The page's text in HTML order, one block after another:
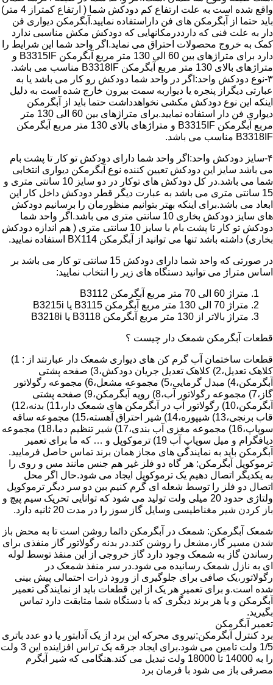
واقع شده است به علت ارتفاع کم دودکش شما ( ارتفاع کمتراز 4 متر)
باید حتما از آبگرمکن های فن داراستفاده نمایید.آبگرمکن دیواری فن
دار به علت فنی که دارددرمکانهایی که دودکش مکش مناسبی ندارد
کمک به خروج محصولات احتراق می نماید.اگر واحد شما این شرایط را
دارد برای متراژهای بین 60 الی 130 متر مربع آبگرمکن B3315IF و
متراژهای بالای 130 متر مربع آبگرمکن B3318IF مناسب می باشد.
۳-نوع دودکش واحد:اگر در واحد شما دودکش رو کار می باشد یا به
عبارتی دیگراز پنجره یا دیواربه سمت بیرون خارج شده است به دلیل
اینکه این نوع دودکش مکشی نخواهدداشت حتما باید از آبگرمکن
دیواری فن دار استفاده نمایید.برای متراژهای بین 60 الی 130 متر
مربع آبگرمکن B3315IF و متراژهای بالای 130 متر مربع آبگرمکن
B3318IF مناسب می باشد.
۴-سایز دودکش واحد:اگر واحد شما دارای دودکش تو کار تا پشت بام
می باشد سایز این دودکش تعیین کننده نوع آبگرمکن دیواری انتخابی
شما می باشد.در کل دودکش های توکار در دو سایز 10 سانتی متری و
15 سانتی متری می باشد به عبارت دیگر قطر دودکش داخل کار این
ابعاد می باشد.برای اینکه بهتر بتوانیم منظورمان را برسانیم دودکش
های سایز دودکش بخاری 10 سانتی متری می باشد.اگر واحد شما
دودکش تو کار تا پشت بام با سایز 10 سانتی متری ( هم اندازه دودکش
بخاری) داشته باشد تنها می توانید از آبگرمکن BX114 استفاده نمایید.
در صورتی که واحد شما دارای دودکش 15 سانتی تو کار می باشد بر
اساس متراژ می توانید دستگاه های زیر را انتخاب نمایید:
متراژ 60 الی 70 متر مربع آبگرمکن B3112
متراژ 70 الی 130 متر مربع آبگرمکن B3115 یا B3215i
متراژ بالاتر از 130 متر مربع آبگرمکن B3118 یا B3218i
قطعات آبگرمکن شمعک دار چیست ؟
قطعات ساختمان آب گرم کن های دیواری شمعک دار عبارتند از : 1)
کلاهک تعدیل،2) کلاهک تعدیل جریان دودکش،3) صفحه پشتی
آبگرمکن،4) مبدل گرمایی،5) مجموعه مشعل،6) مجموعه رگولاتور
گاز،7) مجموعه رگولاتور آب،8) رویه آبگرمکن،9) صفحه پشتی
آبگرمکن،10) رگولاتور آب در آبگرمکن های شمعک دار،11) بدنه،12)
قاب برنجی،13) شیپوره،14) شیر احتراق آهسته،15) مجموعه ساقه
سوپاپ،16) مجموعه مغزی آب بندی،17) شیر تنظیم دما،18) مجموعه
دیافگرام و میل سوپاپ آب 19) ترموکوپل و … که ما برای تعمیر
آبگرمکن باید به نمایندگی های مجاز همان برند تماس حاصل فرمایید.
ترموکوپل آبگرمکن: هر گاه دو فلز غیر هم جنس مانند مس و روی را
به یکدیگر اتصال دهیم یک ترموکوپل ایجاد می شود.حال اگر محل
اتصال دو فلز را توسط شعله ای گرم کنیم بین دو سر دیگر ترموکوپل
ولتاژی حدود 20 میلی ولت تولید می شود که توانایی تحریک سیم پیچ و
باز کردن شیر مغناطیسی وسایل گاز سوز را در مدت 20 ثانیه دارد.
شمعک آبگرمکن: شمعک در آبگرمکن دائما روشن است تا به محض باز
شدن مسیر گاز،مشعل را روشن کند.در بدنه رگولاتور گاز منفذی برای
رساندن گاز به شمعک وجود دارد گاز خروجی از این منفذ توسط لوله
ای به نازل شمعک رسانیده می شود.در سر منفذ شمعک در
رگولاتور،یک صافی برای جلوگیری از ورود ذرات احتمالی پیش بینی
شده است.و برای تعمیر هر یک از این قطعات باید از نمایندگی تعمیر
آبگرمکن و یا هر برند دیگری که با دستگاه شما متابقت دارد تماس
بگیرید.
تعمیر آبگرمکن
برد کنترل آبگرمکن:نیروی محرکه این برد از یک آدابتور یا دو عدد باتری
1/5 ولت تامین می شود.برای ایجاد جرقه یک تراس افزاینده این 3 ولت
را به 14000 تا 18000 ولت تبدیل می کند.هنگامی که شیر آبگرم
مصرفی باز می شود با فرمان برد